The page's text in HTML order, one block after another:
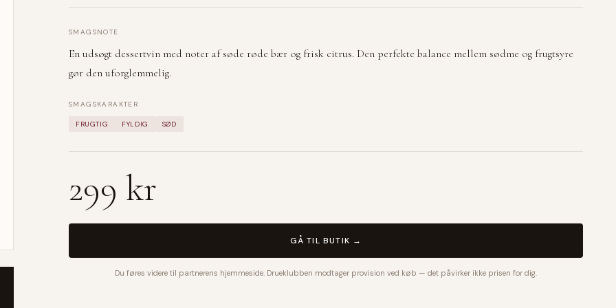
SMAGSNOTE
En udsøgt dessertvin med noter af søde røde bær og frisk citrus. Den perfekte balance mellem sødme og frugtsyre
gør den uforglemmelig.
SMAGSKARAKTER
FRUGTIG FYLDIG SØD
299 kr
GÅ TIL BUTIK →
Du føres videre til partnerens hjemmeside. Drueklubben modtager provision ved køb — det påvirker ikke prisen for dig.